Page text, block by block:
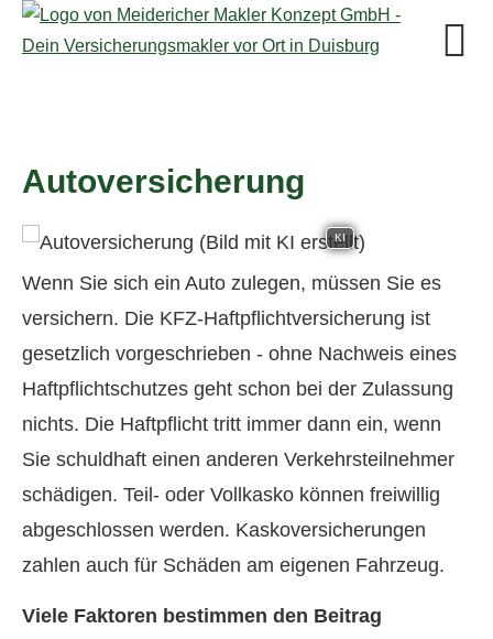
Auto­ver­si­che­rung
KI
Wenn Sie sich ein Auto zulegen, müssen Sie es
ver­sichern. Die KFZ-Haft­pflichtversicherung ist
gesetzlich vorgeschrieben - ohne Nachweis eines
Haft­pflichtschutzes geht schon bei der Zulassung
nichts. Die Haft­pflicht tritt immer dann ein, wenn
Sie schuldhaft einen anderen Verkehrsteilnehmer
schädigen. Teil- oder Vollkasko können freiwillig
abgeschlossen werden. Kaskoversicherungen
zahlen auch für Schäden am eigenen Fahrzeug.
Viele Faktoren bestimmen den Beitrag